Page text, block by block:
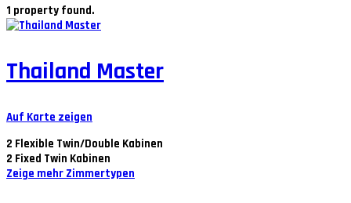
1 property found.
Thailand Master
Auf Karte zeigen
2 Flexible Twin/Double Kabinen
2 Fixed Twin Kabinen
Zeige mehr Zimmertypen